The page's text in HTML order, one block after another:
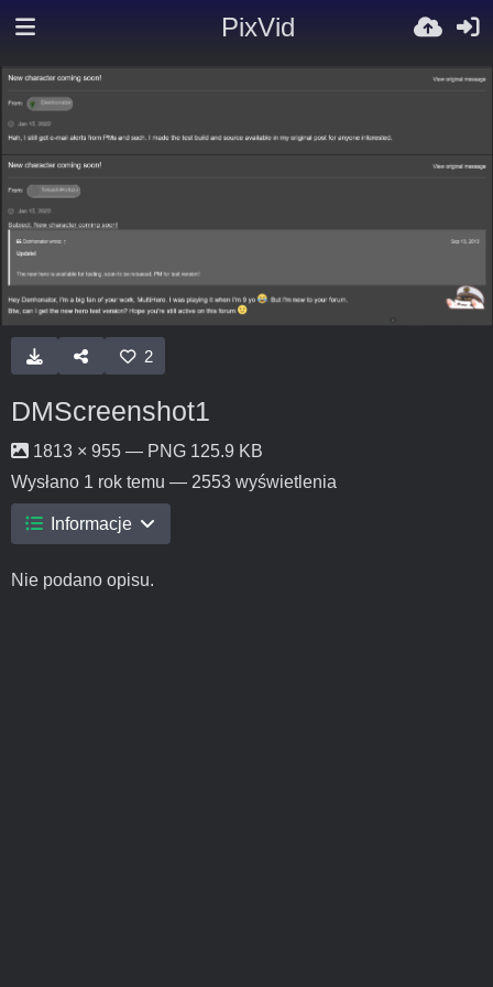
PixVid
2
DMScreenshot1
1813 × 955 — PNG 125.9 KB
Wysłano 1 rok temu — 2553 wyświetlenia
Informacje
Nie podano opisu.